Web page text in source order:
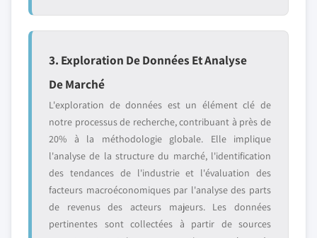
3. Exploration De Données Et Analyse
De Marché
L'exploration de données est un élément clé de
notre processus de recherche, contribuant à près de
20% à la méthodologie globale. Elle implique
l'analyse de la structure du marché, l'identification
des tendances de l'industrie et l'évaluation des
facteurs macroéconomiques par l'analyse des parts
de revenus des acteurs majeurs. Les données
pertinentes sont collectées à partir de sources